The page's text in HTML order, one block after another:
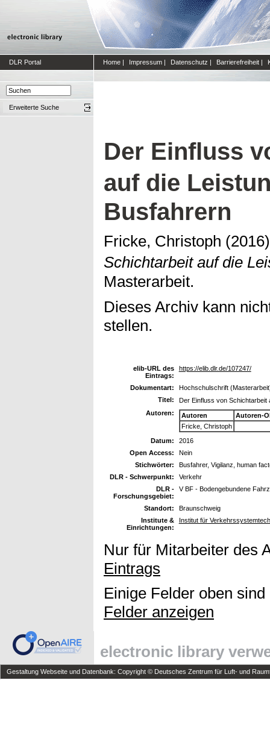
DLR Portal Home | Impressum | Datenschutz | Barrierefreiheit |
Erweiterte Suche
Der Einfluss
auf die
Busfahrern
Fricke, Christoph
Schichtarbeit auf die
Masterarbeit.
Dieses Archiv kann
stellen.
elib-URL des
Eintrags:
https://elib.dlr.de/107247/
Dokumentart:
Hochschulschrift
Titel:
Der Einfluss von
Autoren:
Autoren
Autoren-
Fricke, Christoph
Datum:
2016
Open Access:
Nein
Stichwörter:
Busfahrer, Vigilanz, human
DLR - Schwerpunkt:
Verkehr
DLR -
Forschungsgebiet:
V BF - Bodengebundene
Standort:
Braunschweig
Institute &
Einrichtungen:
Institut für
Nur für Mitarbeiter des
Eintrags
Einige Felder oben
Felder anzeigen
electronic library
Gestaltung Webseite und Datenbank: Copyright © Deutsches Zentrum für Luft- und